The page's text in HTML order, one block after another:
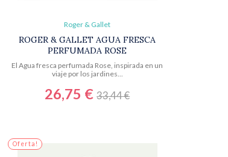
Roger & Gallet
ROGER & GALLET AGUA FRESCA
PERFUMADA ROSE
El Agua fresca perfumada Rose, inspirada en un
viaje por los jardines...
26,75 €33,44 €
Oferta!